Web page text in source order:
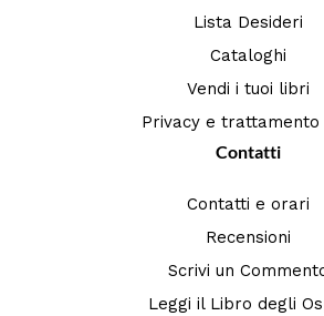
Lista Desideri
Cataloghi
Vendi i tuoi libri
Privacy e trattamento
Contatti
Contatti e orari
Recensioni
Scrivi un
Leggi il Libro degli